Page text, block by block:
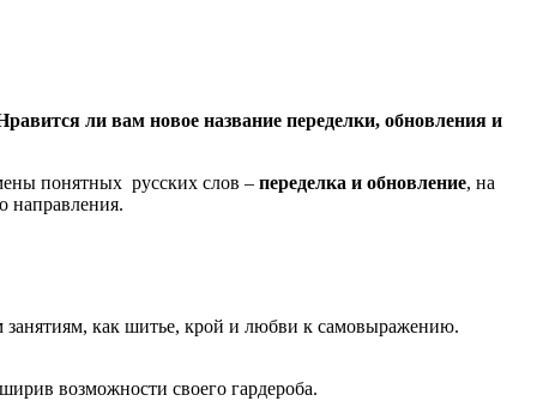
ли вам новое название переделки, обновления и
понятных русских слов – переделка и обновление, на
направления.
как шитье, крой и любви к самовыражению.
возможности своего гардероба.